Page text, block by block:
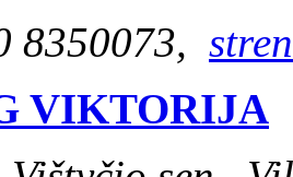
8350073,
VIKTORIJA